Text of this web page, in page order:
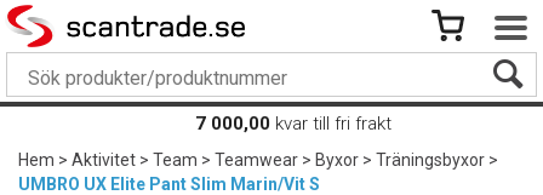
7 000,00 kvar till fri frakt
Hem>Aktivitet>Team>Teamwear>Byxor>Träningsbyxor>
UMBRO UX Elite Pant Slim Marin/Vit S